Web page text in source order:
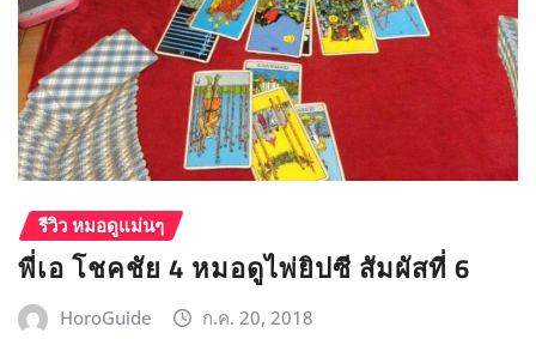
รีวิว หมอดูแม่นๆ
พี่เอ โชคชัย 4 หมอดูไพ่ยิปซี สัมผัสที่ 6
HoroGuide ก.ค. 20, 2018